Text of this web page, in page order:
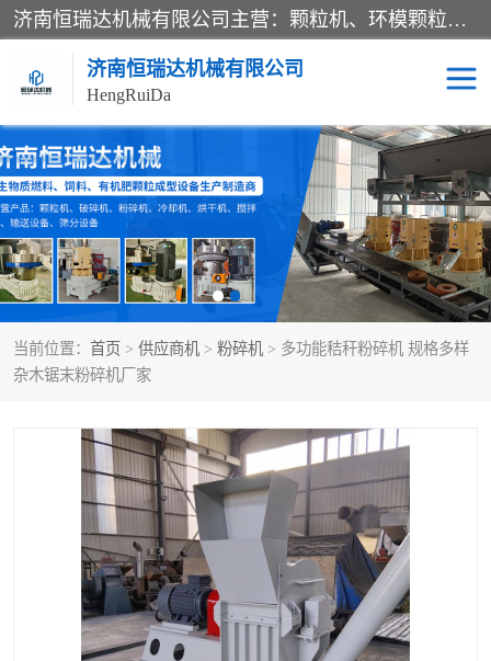
济南恒瑞达机械有限公司主营：颗粒机、环模颗粒机、平模颗粒机、粉碎机、滚筒筛分机、冷却机、颗粒燃烧机、生物质颗粒机、木屑颗粒机、秸秆颗粒机、饲料颗粒机、燃料颗粒机、木材粉碎机、秸秆粉碎机、饲料粉碎机、颗粒冷却机、锯末滚筒筛、锤片粉碎机、滚筒筛、搅拌机等产品。
济南恒瑞达机械有限公司
HengRuiDa
当前位置： 首页 > 供应商机 > 粉碎机 > 多功能秸秆粉碎机 规格多样
杂木锯末粉碎机厂家
颗粒机 环模颗粒机
平模颗粒机 生物质颗粒机
秸秆颗粒机 饲料颗粒机
燃料颗粒机 木屑颗粒机
木材粉碎机 锤片粉碎机
冷却机
颗粒冷却机 颗粒燃烧机
滚筒筛 滚筒筛分机